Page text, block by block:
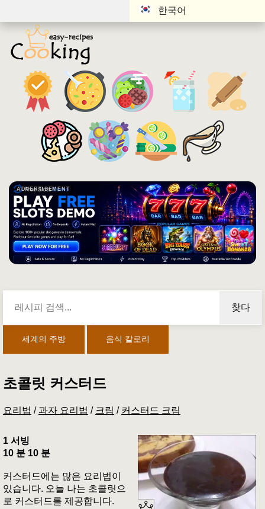
한국어
ADVERTISEMENT
찾다
세계의 주방 음식 칼로리
초콜릿 커스터드
요리법 / 과자 요리법 / 크림 / 커스터드 크림
1 서빙
10 분 10 분
커스터드에는 많은 요리법이
있습니다. 오늘 나는 초콜릿으
로 커스터드를 제공합니다.